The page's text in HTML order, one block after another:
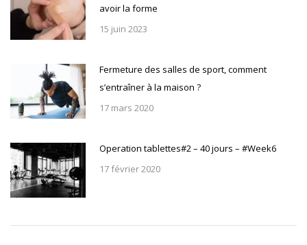
avoir la forme
15 juin 2023
Fermeture des salles de sport, comment
s’entraîner à la maison ?
17 mars 2020
Operation tablettes#2 – 40 jours – #Week6
17 février 2020